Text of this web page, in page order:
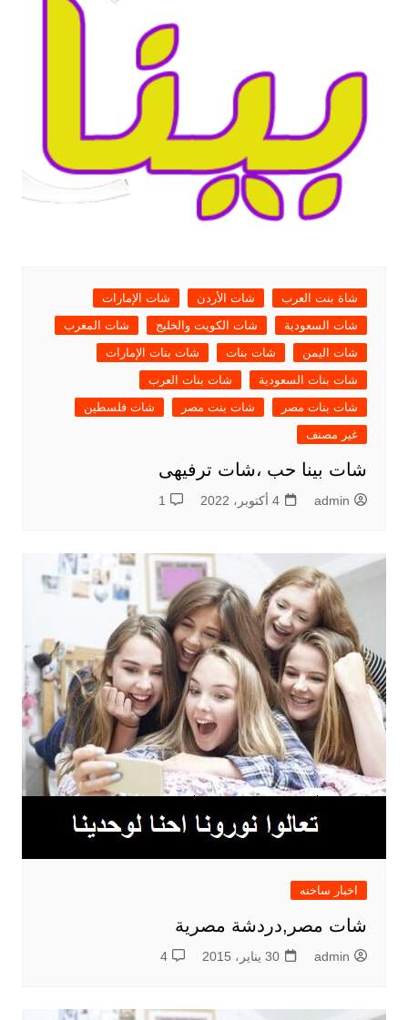
شاة بنت العرب شات الأردن
شات الإمارات
شات السعودية
شات الكويت والخليج
شات المغرب
شات اليمن
شات بنات
شات بنات الإمارات
شات بنات السعودية
شات بنات العرب
شات بنات مصر
شات بنت مصر
شات فلسطين
غير مصنف
شات بينا حب ،شات ترفيهى
admin 4 أكتوبر، 2022 1
اخبار ساخنه
شات مصر,دردشة مصرية
admin 30 يناير، 2015 4